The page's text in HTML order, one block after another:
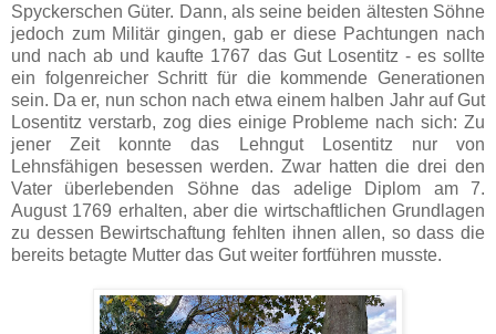
Spyckerschen Güter. Dann, als seine beiden ältesten Söhne
jedoch zum Militär gingen, gab er diese Pachtungen nach
und nach ab und kaufte 1767 das Gut Losentitz - es sollte
ein folgenreicher Schritt für die kommende Generationen
sein. Da er, nun schon nach etwa einem halben Jahr auf Gut
Losentitz verstarb, zog dies einige Probleme nach sich: Zu
jener Zeit konnte das Lehngut Losentitz nur von
Lehnsfähigen besessen werden. Zwar hatten die drei den
Vater überlebenden Söhne das adelige Diplom am 7.
August 1769 erhalten, aber die wirtschaftlichen Grundlagen
zu dessen Bewirtschaftung fehlten ihnen allen, so dass die
bereits betagte Mutter das Gut weiter fortführen musste.